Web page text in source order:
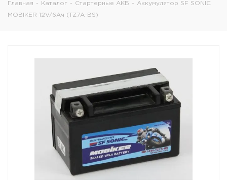
Главная - Каталог - Стартерные АКБ - Аккумулятор SF SONIC
MOBIKER 12V/6Ач (TZ7A-BS)